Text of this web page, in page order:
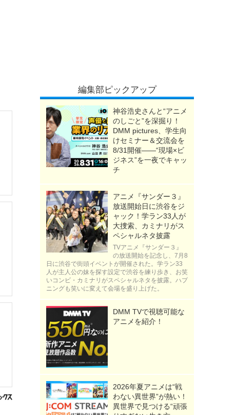
編集部ピックアップ
神谷浩史さんと“アニメ
のしごと”を深掘り！
DMM pictures、学生向
けセミナー＆交流会を
8/31開催――“現場×ビ
ジネス”を一夜でキャッ
チ
アニメ『サンダー３』
放送開始日に渋谷をジ
ャック！学ラン33人が
大捜索、カミナリがス
ペシャルネタ披露
TVアニメ『サンダー３』
の放送開始を記念し、7月8
日に渋谷で街頭イベントが開催された。学ラン33
人が主人公の妹を探す設定で渋谷を練り歩き、お笑
いコンビ・カミナリがスペシャルネタを披露。ハプ
ニングも笑いに変えて会場を盛り上げた。
DMM TVで視聴可能な
アニメを紹介！
2026年夏アニメは“戦
わない異世界”が熱い！
異世界で見つける“頑張